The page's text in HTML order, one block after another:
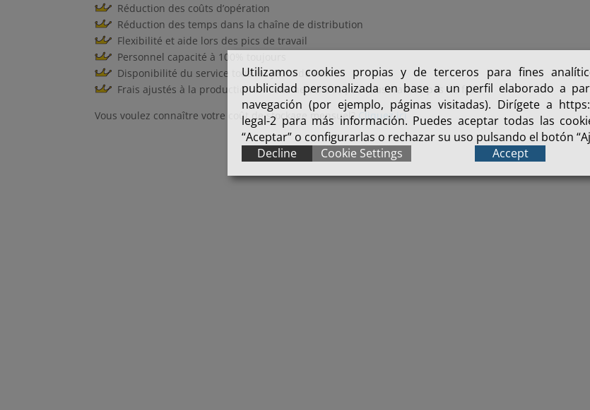
Réduction des coûts d’opération
Réduction des temps dans la chaîne de distribution
Flexibilité et aide lors des pics de travail
Personnel capacité à 100% toujours
Disponibilité du service tous les jours de l’an
Frais ajustés à la production. Si vous ne vendez pas vous n’aurez pas de frais
Vous voulez connaître votre coût de stockage mensuel?
Cliquez ici
Utilizamos cookies propias y de terceros para fines
publicidad personalizada en base a un perfil elaborado a
navegación (por ejemplo, páginas visitadas). Dirígete a
legal-2 para más información. Puedes aceptar todas las
“Aceptar” o configurarlas o rechazar su uso pulsando el botón
Decline
Cookie Settings Accept